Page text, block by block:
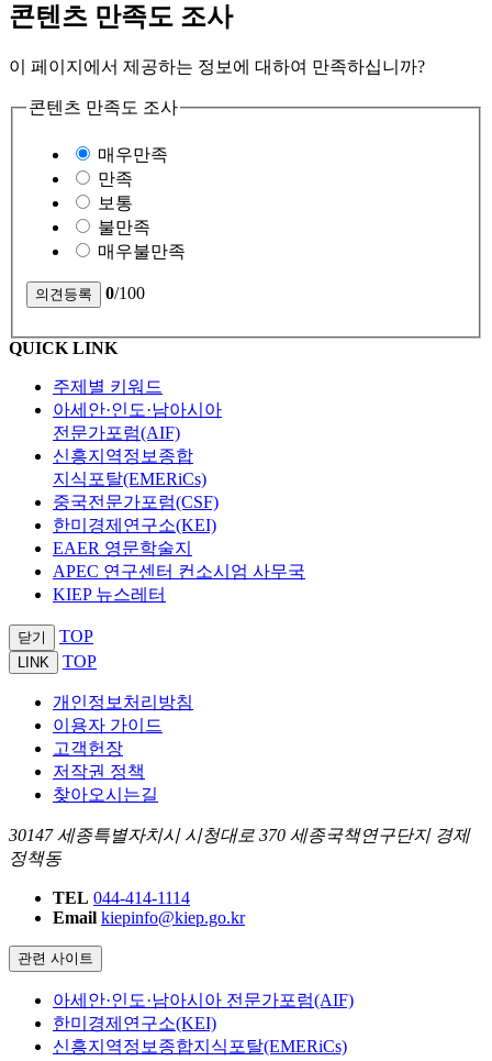
콘텐츠 만족도 조사
이 페이지에서 제공하는 정보에 대하여 만족하십니까?
콘텐츠 만족도 조사
매우만족
만족
보통
불만족
매우불만족
0/100
QUICK LINK
주제별 키워드
아세안·인도·남아시아
전문가포럼(AIF)
신흥지역정보종합
지식포탈(EMERiCs)
중국전문가포럼(CSF)
한미경제연구소(KEI)
EAER 영문학술지
APEC 연구센터 컨소시엄 사무국
KIEP 뉴스레터
닫기 TOP
LINK TOP
개인정보처리방침
이용자 가이드
고객헌장
저작권 정책
찾아오시는길
30147 세종특별자치시 시청대로 370 세종국책연구단지 경제
정책동
TEL 044-414-1114
Email kiepinfo@kiep.go.kr
관련 사이트
아세안·인도·남아시아 전문가포럼(AIF)
한미경제연구소(KEI)
신흥지역정보종합지식포탈(EMERiCs)